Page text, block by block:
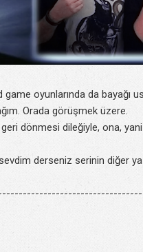
game oyunlarında da
Orada görüşmek üzere.
dönmesi dileğiyle, ona,
derseniz serinin diğer